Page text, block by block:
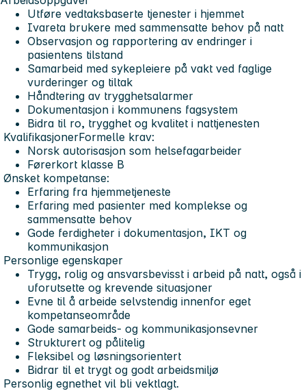
Utføre vedtaksbaserte tjenester i hjemmet
Ivareta brukere med sammensatte behov på natt
Observasjon og rapportering av endringer i
pasientens tilstand
Samarbeid med sykepleiere på vakt ved faglige
vurderinger og tiltak
Håndtering av trygghetsalarmer
Dokumentasjon i kommunens fagsystem
Bidra til ro, trygghet og kvalitet i nattjenesten
KvalifikasjonerFormelle krav:
Norsk autorisasjon som helsefagarbeider
Førerkort klasse B
Ønsket kompetanse:
Erfaring fra hjemmetjeneste
Erfaring med pasienter med komplekse og
sammensatte behov
Gode ferdigheter i dokumentasjon, IKT og
kommunikasjon
Personlige egenskaper
Trygg, rolig og ansvarsbevisst i arbeid på natt, også i
uforutsette og krevende situasjoner
Evne til å arbeide selvstendig innenfor eget
kompetanseområde
Gode samarbeids- og kommunikasjonsevner
Strukturert og pålitelig
Fleksibel og løsningsorientert
Bidrar til et trygt og godt arbeidsmiljø
Personlig egnethet vil bli vektlagt.